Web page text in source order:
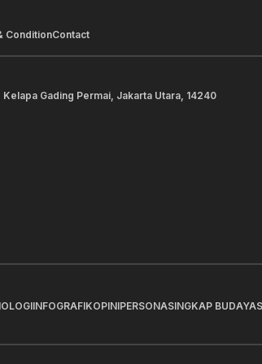
ConditionContact
Gading Permai, Jakarta Utara, 14240
INFOGRAFIKOPINIPERSONASINGKAP BUDAYA